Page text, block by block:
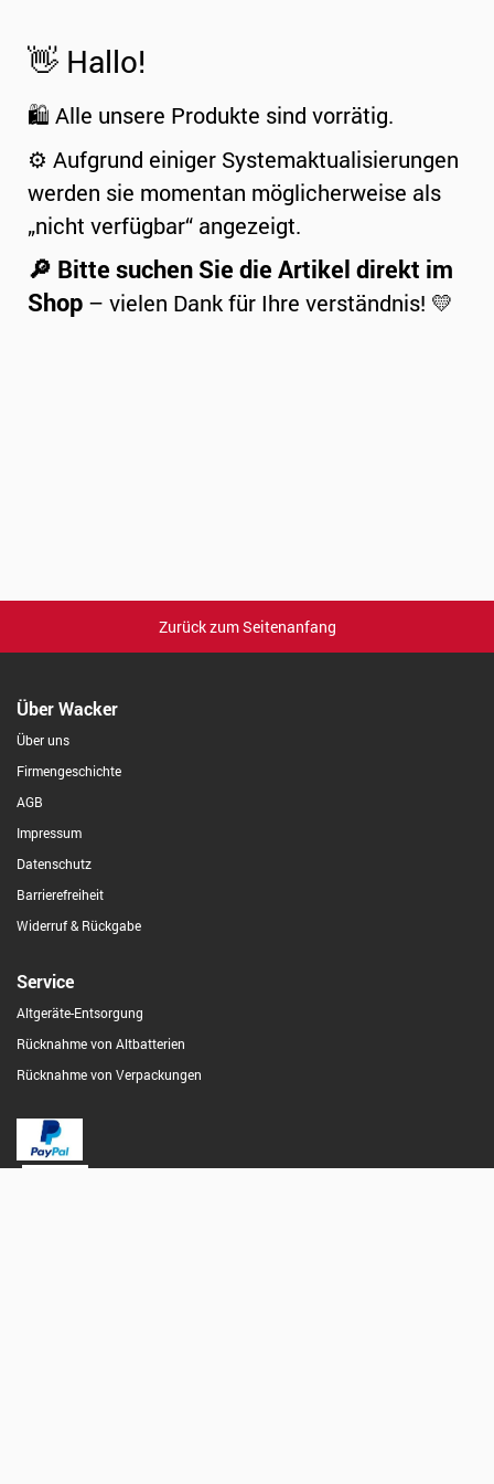
👋 Hallo!
🛍️ Alle unsere Produkte sind vorrätig.
⚙️ Aufgrund einiger Systemaktualisierungen
werden sie momentan möglicherweise als
„nicht verfügbar“ angezeigt.
🔎 Bitte suchen Sie die Artikel direkt im
Shop – vielen Dank für Ihre verständnis! 💛
Zurück zum Seitenanfang
Über Wacker
Über uns
Firmengeschichte
AGB
Impressum
Datenschutz
Barrierefreiheit
Widerruf & Rückgabe
Service
Altgeräte-Entsorgung
Rücknahme von Altbatterien
Rücknahme von Verpackungen